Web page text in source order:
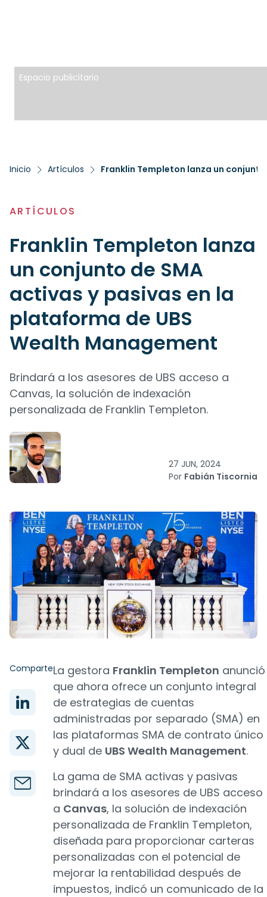
Espacio publicitario
Inicio Artículos
ARTÍCULOS
Franklin Templeton lanza
un conjunto de SMA
activas y pasivas en la
plataforma de UBS
Wealth Management
Brindará a los asesores de UBS acceso a
Canvas, la solución de indexación
personalizada de Franklin Templeton.
27 JUN, 2024
Por Fabián Tiscornia
ComparteLa gestora Franklin Templeton anunció
que ahora ofrece un conjunto integral
de estrategias de cuentas
administradas por separado (SMA) en
las plataformas SMA de contrato único
y dual de UBS Wealth Management.
La gama de SMA activas y pasivas
brindará a los asesores de UBS acceso
a Canvas, la solución de indexación
personalizada de Franklin Templeton,
diseñada para proporcionar carteras
personalizadas con el potencial de
mejorar la rentabilidad después de
impuestos, indicó un comunicado de la